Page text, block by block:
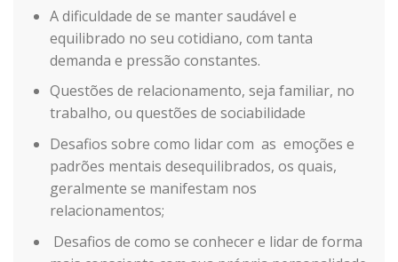
A dificuldade de se manter saudável e
equilibrado no seu cotidiano, com tanta
demanda e pressão constantes.
Questões de relacionamento, seja familiar, no
trabalho, ou questões de sociabilidade
Desafios sobre como lidar com as emoções e
padrões mentais desequilibrados, os quais,
geralmente se manifestam nos
relacionamentos;
Desafios de como se conhecer e lidar de forma